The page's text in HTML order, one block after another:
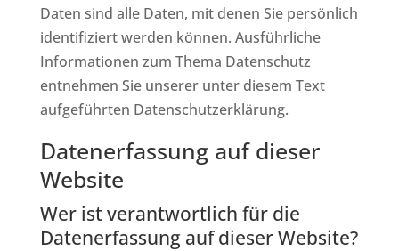
Daten sind alle Daten, mit denen Sie persönlich
identifiziert werden können. Ausführliche
Informationen zum Thema Datenschutz
entnehmen Sie unserer unter diesem Text
aufgeführten Datenschutzerklärung.
Datenerfassung auf dieser
Website
Wer ist verantwortlich für die
Datenerfassung auf dieser Website?